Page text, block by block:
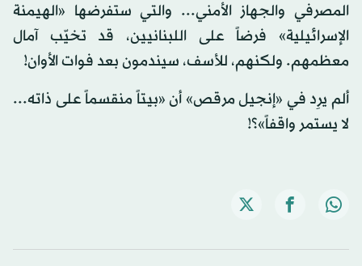
المصرفي والجهاز الأمني... والتي ستفرضها «الهيمنة
الإسرائيلية» فرضاً على اللبنانيين، قد تخيّب آمال
معظمهم. ولكنهم، للأسف، سيندمون بعد فوات الأوان!
ألم يرِد في «إنجيل مرقص» أن «بيتاً منقسماً على ذاته...
لا يستمر واقفاً»؟!